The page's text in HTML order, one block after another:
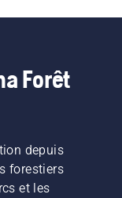
broyées.
Forêt
depuis
forestiers
et les